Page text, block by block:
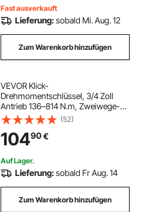
Fast ausverkauft
Lieferung:sobald Mi. Aug. 12
Zum Warenkorb hinzufügen
VEVOR Klick-
Drehmomentschlüssel, 3/4 Zoll
Antrieb 136–814 N.m, Zweiwege-
Drehmomentschlüssel-Set mit
Zweibereichsskalen, 48 Zähne ±3
% hohe Präzision legierter Stahl für
Autoreparatur Orange
(52)
10490€
Auf Lager.
Lieferung:sobald Fr Aug. 14
Zum Warenkorb hinzufügen